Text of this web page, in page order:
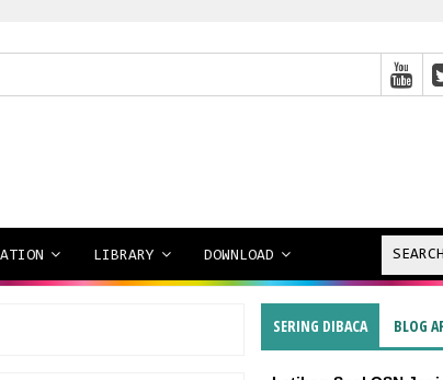
LIBRARY DOWNLOAD
SERING DIBACA BLOG